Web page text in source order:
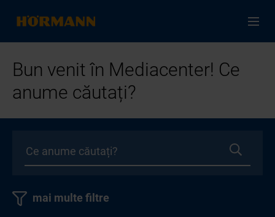
Bun venit în Mediacenter! Ce
anume căutați?
mai multe filtre